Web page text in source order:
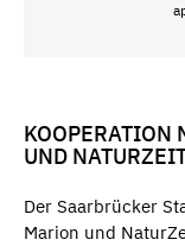
KOOPERATION
UND
Der Saarbrücker
Marion und